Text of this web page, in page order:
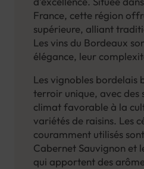
France, cette région
supérieure, alliant
Les vins du Bordeaux
élégance, leur
Les vignobles bordelais
terroir unique, avec des
climat favorable à la
variétés de raisins. Les
couramment utilisés
Cabernet Sauvignon et
qui apportent des